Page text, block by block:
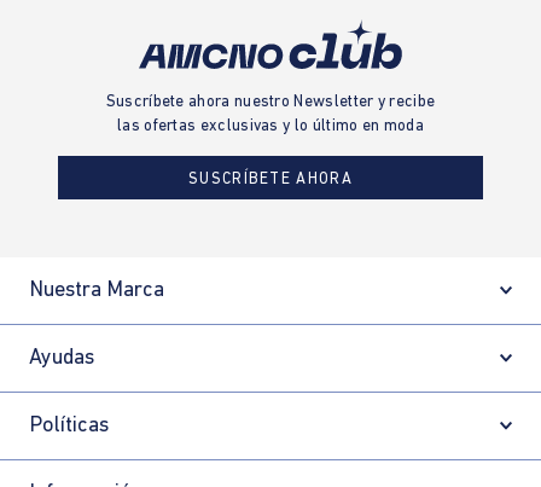
Suscríbete ahora nuestro Newsletter y recibe
las ofertas exclusivas y lo último en moda
SUSCRÍBETE AHORA
Nuestra Marca
Ayudas
Políticas